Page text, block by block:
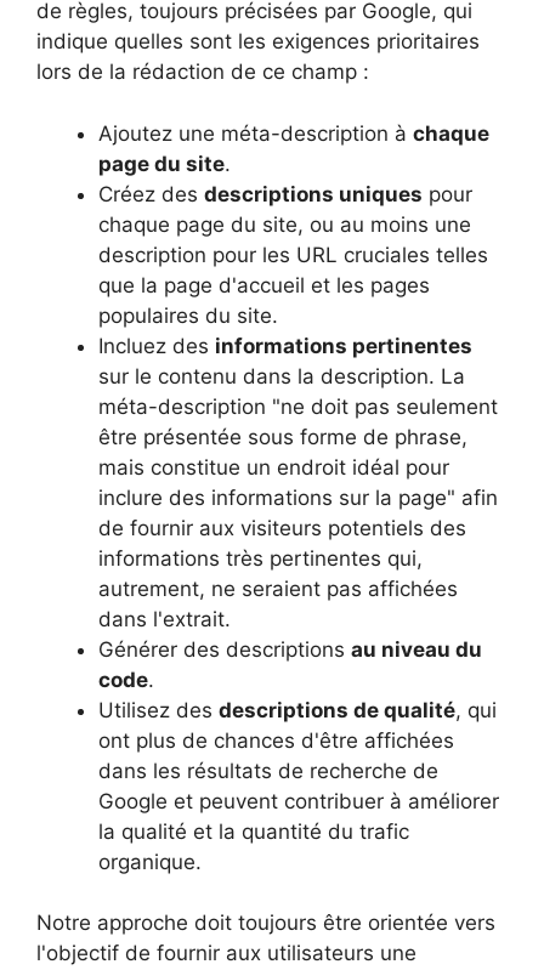
de règles, toujours précisées par Google, qui
indique quelles sont les exigences prioritaires
lors de la rédaction de ce champ :
Ajoutez une méta-description à chaque
page du site.
Créez des descriptions uniques pour
chaque page du site, ou au moins une
description pour les URL cruciales telles
que la page d'accueil et les pages
populaires du site.
Incluez des informations pertinentes
sur le contenu dans la description. La
méta-description "ne doit pas seulement
être présentée sous forme de phrase,
mais constitue un endroit idéal pour
inclure des informations sur la page" afin
de fournir aux visiteurs potentiels des
informations très pertinentes qui,
autrement, ne seraient pas affichées
dans l'extrait.
Générer des descriptions au niveau du
code.
Utilisez des descriptions de qualité, qui
ont plus de chances d'être affichées
dans les résultats de recherche de
Google et peuvent contribuer à améliorer
la qualité et la quantité du trafic
organique.
Notre approche doit toujours être orientée vers
l'objectif de fournir aux utilisateurs une